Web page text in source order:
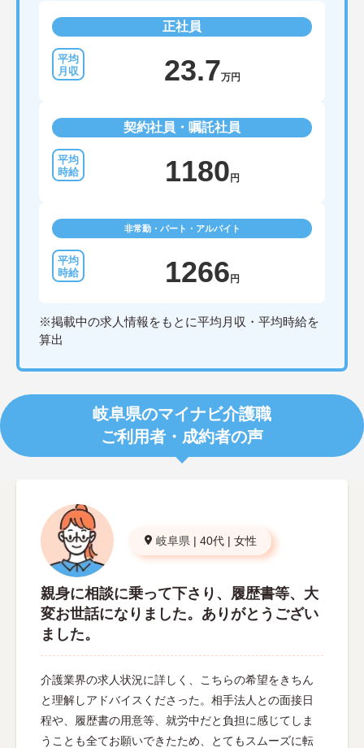
正社員
23.7万円
契約社員・嘱託社員
1180 円
非常勤・パート・アルバイト
1266 円
※掲載中の求人情報をもとに平均月収・平均時給を
算出
岐阜県のマイナビ介護職
ご利用者・成約者の声
岐阜県 | 40代 | 女性
親身に相談に乗って下さり、履歴書等、大
変お世話になりました。ありがとうござい
ました。
介護業界の求人状況に詳しく、こちらの希望をきちん
と理解しアドバイスくださった。相手法人との面接日
程や、履歴書の用意等、就労中だと負担に感じてしま
うことも全てお願いできたため、とてもスムーズに転